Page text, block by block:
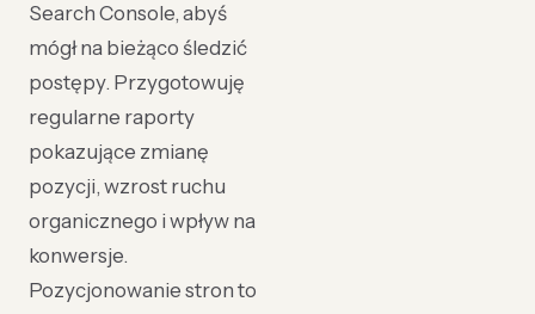
Search Console, abyś
mógł na bieżąco śledzić
postępy. Przygotowuję
regularne raporty
pokazujące zmianę
pozycji, wzrost ruchu
organicznego i wpływ na
konwersje.
Pozycjonowanie stron to